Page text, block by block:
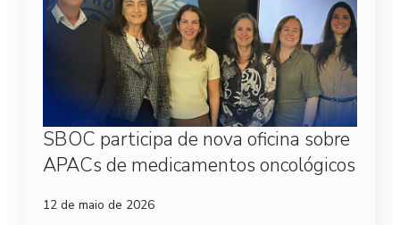
SBOC participa de nova oficina sobre
APACs de medicamentos oncológicos
12 de maio de 2026